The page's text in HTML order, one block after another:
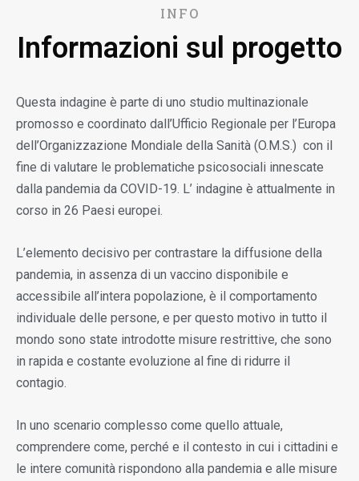
INFO
Informazioni sul progetto
Questa indagine è parte di uno studio multinazionale
promosso e coordinato dall’Ufficio Regionale per l’Europa
dell’Organizzazione Mondiale della Sanità (O.M.S.) con il
fine di valutare le problematiche psicosociali innescate
dalla pandemia da COVID-19. L’ indagine è attualmente in
corso in 26 Paesi europei.
L’elemento decisivo per contrastare la diffusione della
pandemia, in assenza di un vaccino disponibile e
accessibile all’intera popolazione, è il comportamento
individuale delle persone, e per questo motivo in tutto il
mondo sono state introdotte misure restrittive, che sono
in rapida e costante evoluzione al fine di ridurre il
contagio.
In uno scenario complesso come quello attuale,
comprendere come, perché e il contesto in cui i cittadini e
le intere comunità rispondono alla pandemia e alle misure